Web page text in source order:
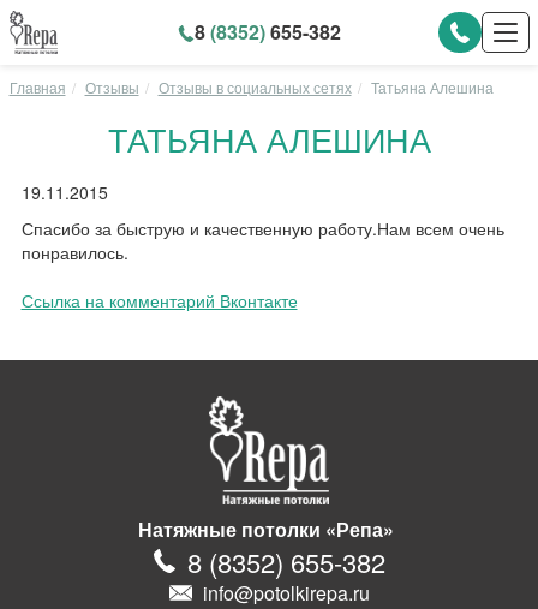
8(8352)655-382
Главная Отзывы Отзывы в социальных сетях Татьяна Алешина
ТАТЬЯНА АЛЕШИНА
19.11.2015
Спасибо за быструю и качественную работу.Нам всем очень
понравилось.
Ссылка на комментарий Вконтакте
Натяжные потолки «Репа»
8 (8352) 655-382
info@potolkirepa.ru